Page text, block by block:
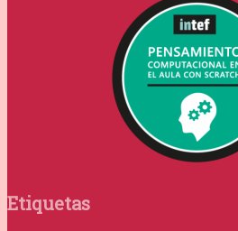
Etiquetas